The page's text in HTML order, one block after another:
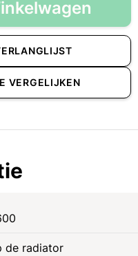
VERGELIJKEN
de radiator